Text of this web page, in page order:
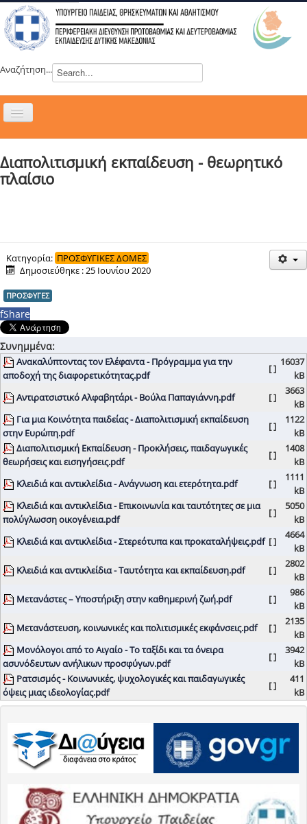
Αναζήτηση...
Εναλλαγή
ΝΕΑ
ΔΡΑΣΕΙΣ
ΕΠΙΚΟΙΝΩΝΙΑ
ΕΞ ΑΠΟΣΤΑΣΕΩΣ ΕΚΠΑΙΔΕΥΣΗ
Διαπολιτισμική εκπαίδευση - θεωρητικό
πλαίσιο
Κατηγορία: ΠΡΟΣΦΥΓΙΚΕΣ ΔΟΜΕΣ
Δημοσιεύθηκε : 25 Ιουνίου 2020
ΠΡΟΣΦΥΓΕΣ
fShare
Συνημμένα:
Ανακαλύπτοντας τον Ελέφαντα - Πρόγραμμα για την
αποδοχή της διαφορετικότητας.pdf
[ ]
16037
kB
Αντιρατσιστικό Αλφαβητάρι - Βούλα Παπαγιάννη.pdf
[ ]
3663
kB
Για μια Κοινότητα παιδείας - Διαπολιτισμική εκπαίδευση
στην Ευρώπη.pdf
[ ]
1122
kB
Διαπολιτισμική Εκπαίδευση - Προκλήσεις, παιδαγωγικές
θεωρήσεις και εισηγήσεις.pdf
[ ]
1408
kB
Κλειδιά και αντικλείδια - Ανάγνωση και ετερότητα.pdf
[ ]
1111
kB
Κλειδιά και αντικλείδια - Επικοινωνία και ταυτότητες σε μια
πολύγλωσση οικογένεια.pdf
[ ]
5050
kB
Κλειδιά και αντικλείδια - Στερεότυπα και προκαταλήψεις.pdf [ ]
4664
kB
Κλειδιά και αντικλείδια - Ταυτότητα και εκπαίδευση.pdf
[ ]
2802
kB
Μετανάστες – Υποστήριξη στην καθημερινή ζωή.pdf
[ ]
986
kB
Μετανάστευση, κοινωνικές και πολιτισμικές εκφάνσεις.pdf
[ ]
2135
kB
Μονόλογοι από το Αιγαίο - Το ταξίδι και τα όνειρα
ασυνόδευτων ανήλικων προσφύγων.pdf
[ ]
3942
kB
Ρατσισμός - Κοινωνικές, ψυχολογικές και παιδαγωγικές
όψεις μιας ιδεολογίας.pdf
[ ]
411
kB